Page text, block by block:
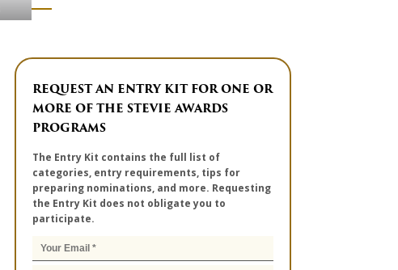
REQUEST AN ENTRY KIT FOR ONE OR
MORE OF THE STEVIE AWARDS
PROGRAMS
The Entry Kit contains the full list of
categories, entry requirements, tips for
preparing nominations, and more. Requesting
the Entry Kit does not obligate you to
participate.